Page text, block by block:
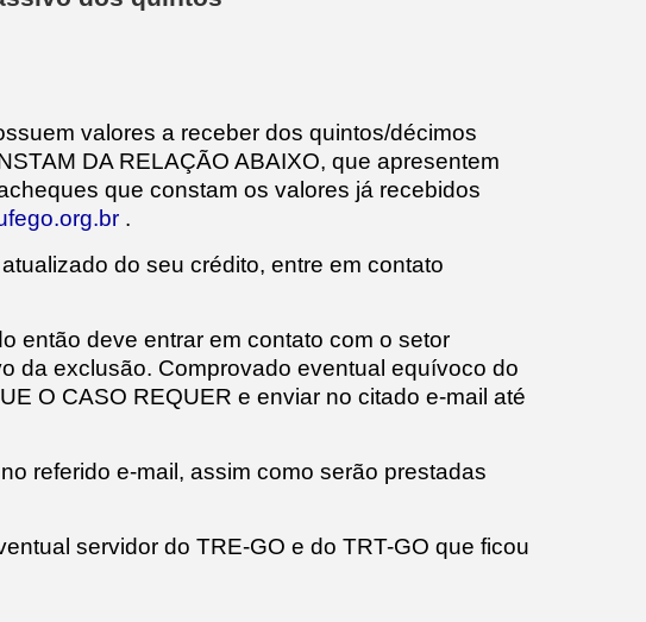
valores a receber dos quintos/décimos
DA RELAÇÃO ABAIXO, que apresentem
que constam os valores já recebidos
.
do seu crédito, entre em contato
então deve entrar em contato com o setor
da exclusão. Comprovado eventual equívoco do
O CASO REQUER e enviar no citado e-mail até
referido e-mail, assim como serão prestadas
servidor do TRE-GO e do TRT-GO que ficou